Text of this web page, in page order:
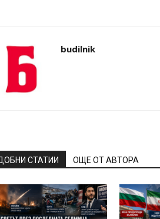
budilnik
СТАТИИ ОЩЕ ОТ АВТОРА